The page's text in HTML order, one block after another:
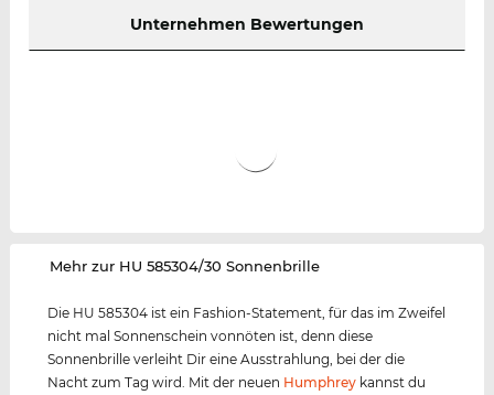
Unternehmen Bewertungen
‌Mehr zur HU 585304/30 Sonnenbrille
Die HU 585304 ist ein Fashion-Statement, für das im Zweifel
nicht mal Sonnenschein vonnöten ist, denn diese
Sonnenbrille verleiht Dir eine Ausstrahlung, bei der die
Nacht zum Tag wird. Mit der neuen Humphrey kannst du